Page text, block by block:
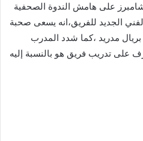
على هامش الندوة الصحفية
الجديد للفريق،انه يسعى صحبة
بريال مدريد ،كما شدد المدرب
على تدريب فريق هو بالنسبة إليه